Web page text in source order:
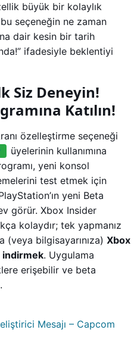
büyük bir kolaylık
seçeneğin ne zaman
dair kesin bir tarih
ifadesiyle beklentiyi
Siz Deneyin!
Katılın!
özelleştirme seçeneği
üyelerinin kullanımına
yeni konsol
test etmek için
yeni Beta
görür. Xbox Insider
kolaydır; tek yapmanız
bilgisayarınıza) Xbox
indirmek. Uygulama
erişebilir ve beta
Mesajı – Capcom